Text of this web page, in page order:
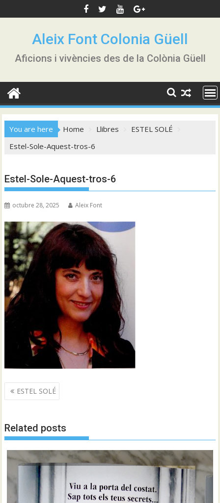
to
Aleix Font Colonia Güell
Aficions i vivències des de la Colònia Güell
You are here Home Llibres
ESTEL SOLÉ
Estel-Sole-Aquest-tros-6
Estel-Sole-Aquest-tros-6
octubre 28, 2025 Aleix Font
Navegació
d'entrades
ESTEL SOLÉ
Related posts